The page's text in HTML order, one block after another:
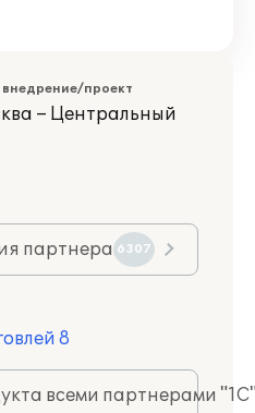
проект
– Центральный
партнера 6307
8
всеми партнерами